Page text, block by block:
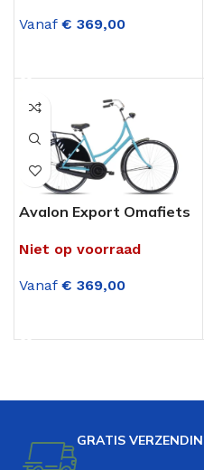
Vanaf € 369,00
Avalon Export Omafiets
Niet op voorraad
Vanaf € 369,00
GRATIS